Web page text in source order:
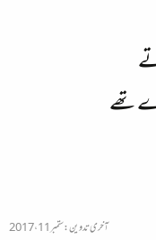
تھے
آخری تدوین:ستمبر 11، 2017